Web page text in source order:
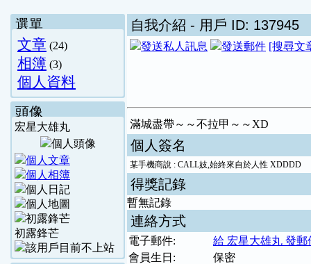
選單
文章 (24)
相簿 (3)
個人資料
頭像
宏星大雄丸
初露鋒芒
自我介紹 - 用戶 ID: 137945
[搜尋文
滿城盡帶～～不拉甲～～XD
個人簽名
某手機商說 : CALL妓,始終來自於人性 XDDDD
得獎記錄
暫無記錄
連絡方式
電子郵件:
給 宏星大雄丸 發郵
會員生日:
保密